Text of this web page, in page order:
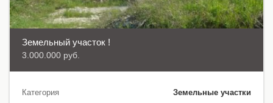
Земельный участок !
3.000.000 руб.
Категория
Земельные участки